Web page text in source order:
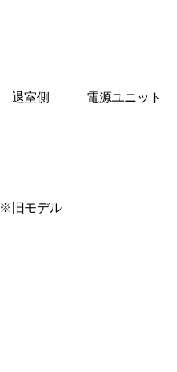
退室側 電源ユニット
※旧モデル